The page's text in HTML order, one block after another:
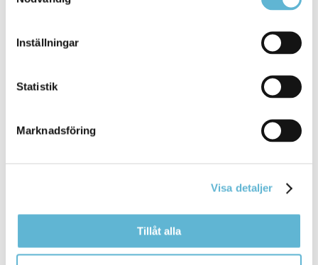
Inställningar
Statistik
Marknadsföring
Visa detaljer
Tillåt alla
Storgatan i Bromölla. ... Tunnan,
familjeomsorgen
Samarbeten med aktörer
[Arkiverad] Semesterkänsla på Bromöllas
Solrummen på Brogården och Lagunen erbjuder